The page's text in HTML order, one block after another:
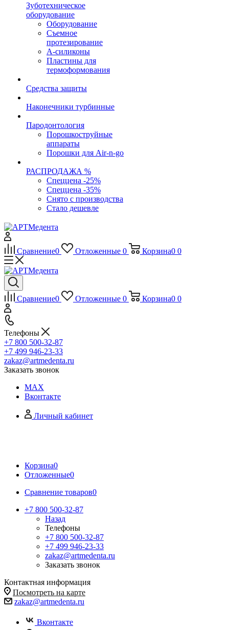
Зуботехническое
оборудование
Оборудование
Съемное
протезирование
А-силиконы
Пластины для
термоформования
Средства защиты
Наконечники турбинные
Пародонтология
Порошкоструйные
аппараты
Порошки для Air-n-go
РАСПРОДАЖА %
Спеццена -25%
Спеццена -35%
Снято с производства
Стало дешевле
Сравнение0 Отложенные 0 Корзина0 0
Сравнение0 Отложенные 0 Корзина0 0
Телефоны
+7 800 500-32-87
+7 499 946-23-33
zakaz@artmedenta.ru
Заказать звонок
MAX
Вконтакте
Личный кабинет
Корзина0
Отложенные0
Сравнение товаров0
+7 800 500-32-87
Назад
Телефоны
+7 800 500-32-87
+7 499 946-23-33
zakaz@artmedenta.ru
Заказать звонок
Контактная информация
Посмотреть на карте
zakaz@artmedenta.ru
Вконтакте